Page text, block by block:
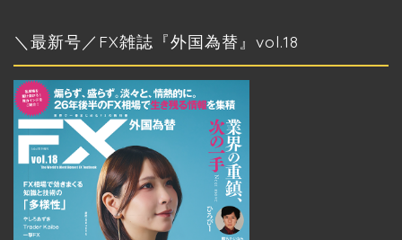
カ
＼最新号／FX雑誌『外国為替』vol.18